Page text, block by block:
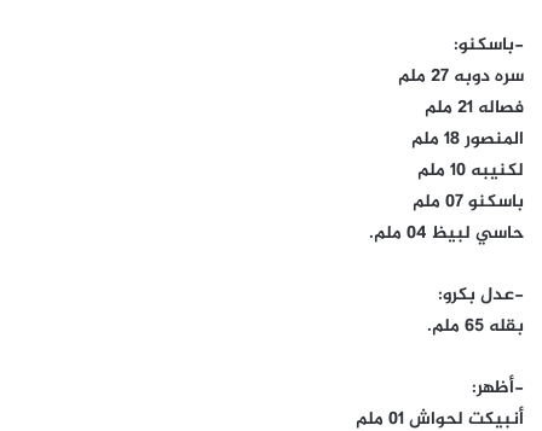
-باسكنو:
سره دوبه 27 ملم
فصاله 21 ملم
المنصور 18 ملم
لكنيبه 10 ملم
باسكنو 07 ملم
حاسي لبيظ 04 ملم.
-عدل بكرو:
بقله 65 ملم.
-أظهر:
أنبيكت لحواش 01 ملم